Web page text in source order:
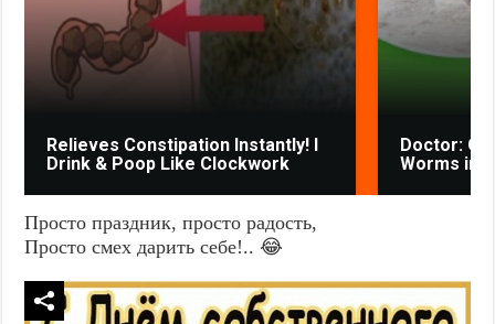
Relieves Constipation Instantly! I
Drink & Poop Like Clockwork
Doctor:
Worms in
Просто праздник, просто радость,
Просто смех дарить себе!.. 😂